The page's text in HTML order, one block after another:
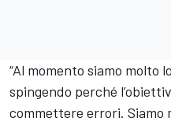
“Al momento siamo molto
spingendo perché
commettere errori. Siamo